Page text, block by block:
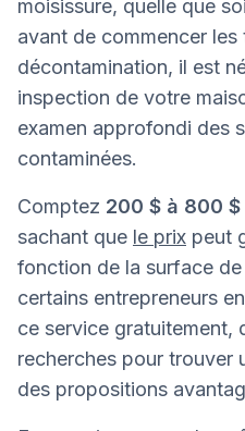
moisissure, quelle que
avant de commencer les
décontamination, il est
inspection de votre
examen approfondi des
contaminées.
Comptez 200 $ à 800 $
sachant que le prix peut
fonction de la surface
certains entrepreneurs
ce service gratuitement,
recherches pour trouver
des propositions